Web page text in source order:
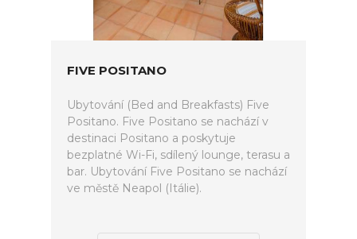
FIVE POSITANO
Ubytování (Bed and Breakfasts) Five
Positano. Five Positano se nachází v
destinaci Positano a poskytuje
bezplatné Wi-Fi, sdílený lounge, terasu a
bar. Ubytování Five Positano se nachází
ve městě Neapol (Itálie).